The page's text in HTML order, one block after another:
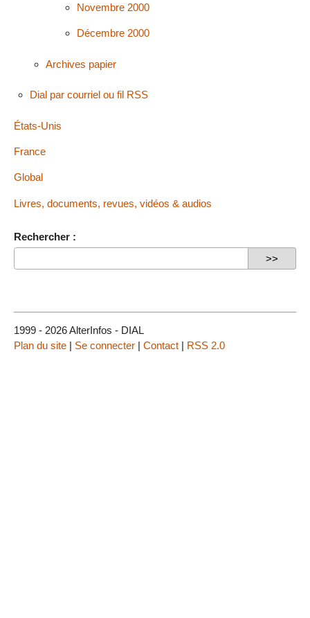
Novembre 2000
Décembre 2000
Archives papier
Dial par courriel ou fil RSS
États-Unis
France
Global
Livres, documents, revues, vidéos & audios
Rechercher :
1999 - 2026 AlterInfos - DIAL
Plan du site | Se connecter | Contact | RSS 2.0